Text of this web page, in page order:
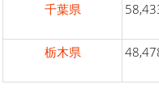
千葉県
栃木県